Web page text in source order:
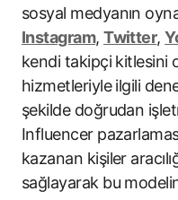
sosyal medyanın
Instagram,Twitter,
kendi takipçi kitlesini
hizmetleriyle ilgili
şekilde doğrudan
Influencer
kazanan kişiler
sağlayarak bu